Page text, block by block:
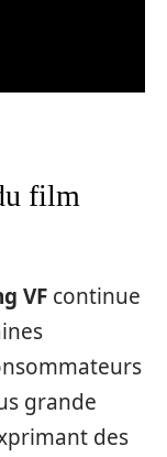
film
VF continue
grande
des